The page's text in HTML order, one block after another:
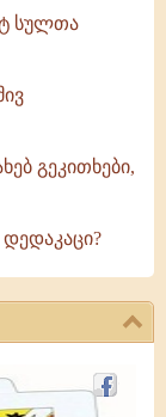
სულთა
გეკითხები,